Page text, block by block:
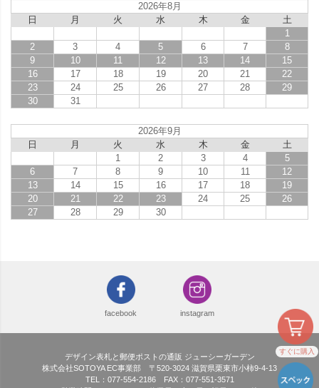
すぐに購入
2026年8月
日
月 火 水 木 金
土
1
2
3 4 5 6 7
8
9
10 11 12 13 14
15
16
17 18 19 20 21
22
23
24 25 26 27 28
29
30
31
2026年9月
日
月 火 水 木 金
土
1
2 3 4
5
6
7 8 9 10 11
12
13
14 15 16 17 18
19
20
21 22 23 24 25
26
27
28 29 30
facebook instagram
デザイン表札と郵便ポストの通販 ジューシーガーデン
株式会社SOTOYA EC事業部 〒520-3024 滋賀県栗東市小柿9-4-13
TEL：077-554-2186 FAX：077-551-3571